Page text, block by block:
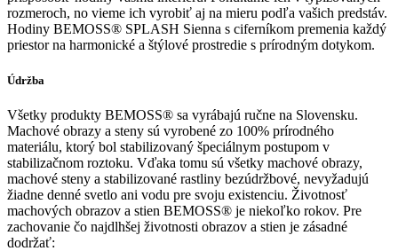
rozmeroch, no vieme ich vyrobiť aj na mieru podľa vašich predstáv.
Hodiny BEMOSS® SPLASH Sienna s ciferníkom premenia každý
priestor na harmonické a štýlové prostredie s prírodným dotykom.
Údržba
Všetky produkty BEMOSS® sa vyrábajú ručne na Slovensku.
Machové obrazy a steny sú vyrobené zo 100% prírodného
materiálu, ktorý bol stabilizovaný špeciálnym postupom v
stabilizačnom roztoku. Vďaka tomu sú všetky machové obrazy,
machové steny a stabilizované rastliny bezúdržbové, nevyžadujú
žiadne denné svetlo ani vodu pre svoju existenciu. Životnosť
machových obrazov a stien BEMOSS® je niekoľko rokov. Pre
zachovanie čo najdlhšej životnosti obrazov a stien je zásadné
dodržať: